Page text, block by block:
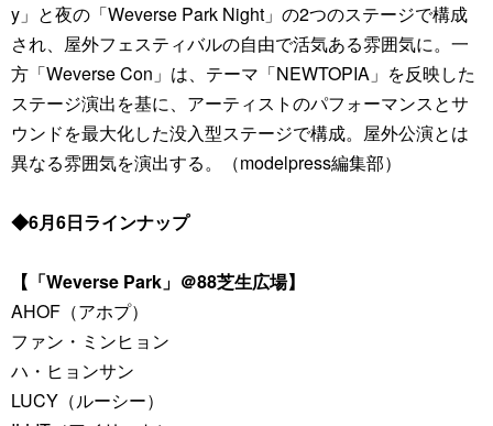
y」と夜の「Weverse Park Night」の2つのステージで構成
され、屋外フェスティバルの自由で活気ある雰囲気に。一
方「Weverse Con」は、テーマ「NEWTOPIA」を反映した
ステージ演出を基に、アーティストのパフォーマンスとサ
ウンドを最大化した没入型ステージで構成。屋外公演とは
異なる雰囲気を演出する。（modelpress編集部）
◆6月6日ラインナップ
【「Weverse Park」＠88芝生広場】
AHOF（アホプ）
ファン・ミンヒョン
ハ・ヒョンサン
LUCY（ルーシー）